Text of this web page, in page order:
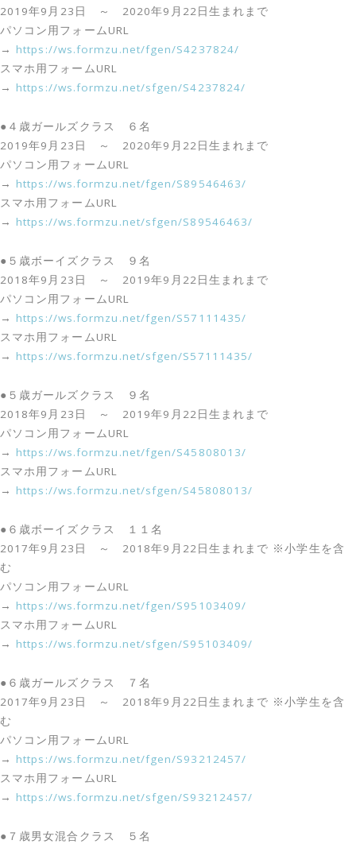
2019年9月23日 ～ 2020年9月22日生まれまで
パソコン用フォームURL
→ https://ws.formzu.net/fgen/S4237824/
スマホ用フォームURL
→ https://ws.formzu.net/sfgen/S4237824/
●４歳ガールズクラス ６名
2019年9月23日 ～ 2020年9月22日生まれまで
パソコン用フォームURL
→ https://ws.formzu.net/fgen/S89546463/
スマホ用フォームURL
→ https://ws.formzu.net/sfgen/S89546463/
●５歳ボーイズクラス ９名
2018年9月23日 ～ 2019年9月22日生まれまで
パソコン用フォームURL
→ https://ws.formzu.net/fgen/S57111435/
スマホ用フォームURL
→ https://ws.formzu.net/sfgen/S57111435/
●５歳ガールズクラス ９名
2018年9月23日 ～ 2019年9月22日生まれまで
パソコン用フォームURL
→ https://ws.formzu.net/fgen/S45808013/
スマホ用フォームURL
→ https://ws.formzu.net/sfgen/S45808013/
●６歳ボーイズクラス １１名
2017年9月23日 ～ 2018年9月22日生まれまで ※小学生を含
む
パソコン用フォームURL
→ https://ws.formzu.net/fgen/S95103409/
スマホ用フォームURL
→ https://ws.formzu.net/sfgen/S95103409/
●６歳ガールズクラス ７名
2017年9月23日 ～ 2018年9月22日生まれまで ※小学生を含
む
パソコン用フォームURL
→ https://ws.formzu.net/fgen/S93212457/
スマホ用フォームURL
→ https://ws.formzu.net/sfgen/S93212457/
●７歳男女混合クラス ５名